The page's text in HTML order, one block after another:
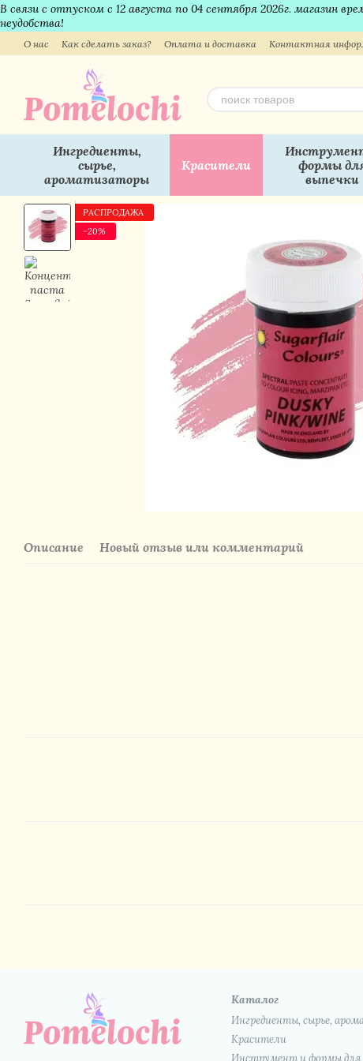
Перейти к основному контенту
В связи с отпуском с 12 августа по 04 сентября 2026г. магазин
неудобства!
О нас Как сделать заказ? Оплата и доставка Контактная
Ингредиенты,
сырье,
ароматизаторы
Красители
формы
выпечки
РАСПРОДАЖА
−20%
Описание Новый отзыв или комментарий
Каталог
Ингредиенты, сырье,
Красители
Инструмент и формы для